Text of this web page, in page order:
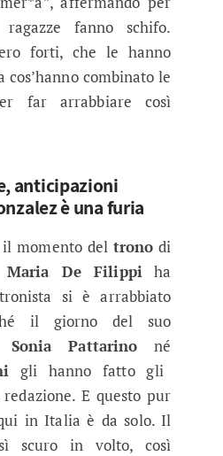
fanno schifo.
forti, che le hanno
combinato le
far arrabbiare così
anticipazioni
è una furia
momento del trono di
Maria De Filippiha
si è arrabbiato
il giorno del suo
Sonia Pattarinoné
gli hanno fatto gli
E questo pur
in Italia è da solo. Il
scuro in volto, così